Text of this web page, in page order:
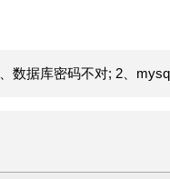
数据库密码不对; 2、mysql